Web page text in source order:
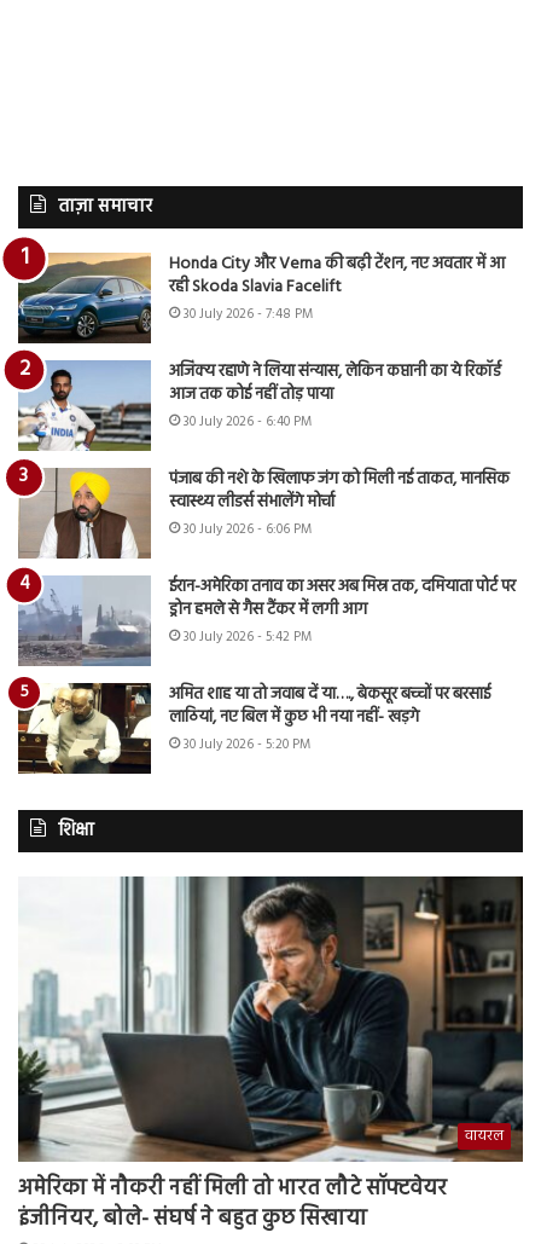
ताज़ा समाचार
Honda City और Verna की बढ़ी टेंशन, नए अवतार में आ
रही Skoda Slavia Facelift
30 July 2026 - 7:48 PM
अजिंक्य रहाणे ने लिया संन्यास, लेकिन कप्तानी का ये रिकॉर्ड
आज तक कोई नहीं तोड़ पाया
30 July 2026 - 6:40 PM
पंजाब की नशे के खिलाफ जंग को मिली नई ताकत, मानसिक
स्वास्थ्य लीडर्स संभालेंगे मोर्चा
30 July 2026 - 6:06 PM
ईरान-अमेरिका तनाव का असर अब मिस्र तक, दमियाता पोर्ट पर
ड्रोन हमले से गैस टैंकर में लगी आग
30 July 2026 - 5:42 PM
अमित शाह या तो जवाब दें या…., बेकसूर बच्चों पर बरसाई
लाठियां, नए बिल में कुछ भी नया नहीं- खड़गे
30 July 2026 - 5:20 PM
शिक्षा
वायरल
अमेरिका में नौकरी नहीं मिली तो भारत लौटे सॉफ्टवेयर
इंजीनियर, बोले- संघर्ष ने बहुत कुछ सिखाया